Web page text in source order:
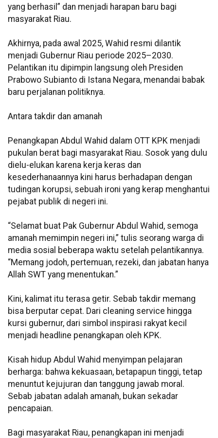
yang berhasil” dan menjadi harapan baru bagi
masyarakat Riau.
Akhirnya, pada awal 2025, Wahid resmi dilantik
menjadi Gubernur Riau periode 2025–2030.
Pelantikan itu dipimpin langsung oleh Presiden
Prabowo Subianto di Istana Negara, menandai babak
baru perjalanan politiknya.
Antara takdir dan amanah
Penangkapan Abdul Wahid dalam OTT KPK menjadi
pukulan berat bagi masyarakat Riau. Sosok yang dulu
dielu-elukan karena kerja keras dan
kesederhanaannya kini harus berhadapan dengan
tudingan korupsi, sebuah ironi yang kerap menghantui
pejabat publik di negeri ini.
“Selamat buat Pak Gubernur Abdul Wahid, semoga
amanah memimpin negeri ini,” tulis seorang warga di
media sosial beberapa waktu setelah pelantikannya.
“Memang jodoh, pertemuan, rezeki, dan jabatan hanya
Allah SWT yang menentukan.”
Kini, kalimat itu terasa getir. Sebab takdir memang
bisa berputar cepat. Dari cleaning service hingga
kursi gubernur, dari simbol inspirasi rakyat kecil
menjadi headline penangkapan oleh KPK.
Kisah hidup Abdul Wahid menyimpan pelajaran
berharga: bahwa kekuasaan, betapapun tinggi, tetap
menuntut kejujuran dan tanggung jawab moral.
Sebab jabatan adalah amanah, bukan sekadar
pencapaian.
Bagi masyarakat Riau, penangkapan ini menjadi